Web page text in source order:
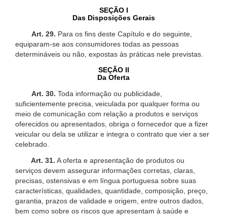
SEÇÃO I
Das Disposições Gerais
Art. 29. Para os fins deste Capítulo e do seguinte,
equiparam-se aos consumidores todas as pessoas
determináveis ou não, expostas às práticas nele previstas.
SEÇÃO II
Da Oferta
Art. 30. Toda informação ou publicidade,
suficientemente precisa, veiculada por qualquer forma ou
meio de comunicação com relação a produtos e serviços
oferecidos ou apresentados, obriga o fornecedor que a fizer
veicular ou dela se utilizar e integra o contrato que vier a ser
celebrado.
Art. 31. A oferta e apresentação de produtos ou
serviços devem assegurar informações corretas, claras,
precisas, ostensivas e em língua portuguesa sobre suas
características, qualidades, quantidade, composição, preço,
garantia, prazos de validade e origem, entre outros dados,
bem como sobre os riscos que apresentam à saúde e